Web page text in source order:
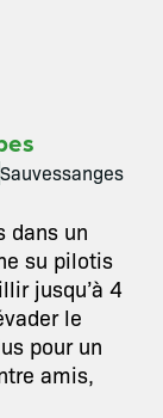
Sauvessanges
dans un
su pilotis
jusqu’à 4
le
pour un
amis,